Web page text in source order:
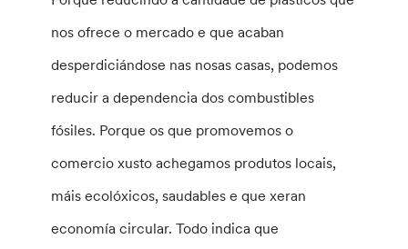
nos ofrece o mercado e que acaban
desperdiciándose nas nosas casas, podemos
reducir a dependencia dos combustibles
fósiles. Porque os que promovemos o
comercio xusto achegamos produtos locais,
máis ecolóxicos, saudables e que xeran
economía circular. Todo indica que